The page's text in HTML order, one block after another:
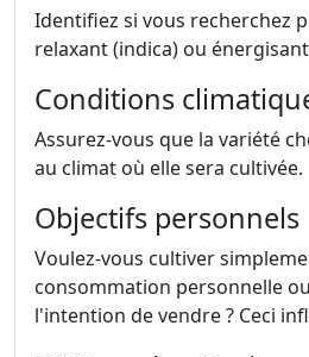
Identifiez si vous recherchez
relaxant (indica) ou
Conditions
Assurez-vous que la variété
au climat où elle sera cultivée.
Objectifs personnels
Voulez-vous cultiver
consommation personnelle
l'intention de vendre ? Ceci